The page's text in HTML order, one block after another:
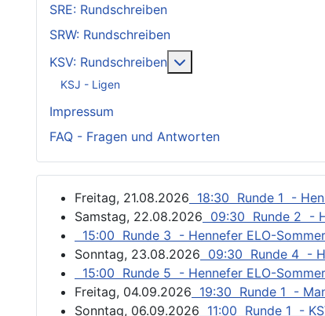
SRE: Rundschreiben
SRW: Rundschreiben
KSV: Rundschreiben
KSJ - Ligen
Impressum
FAQ - Fragen und Antworten
Freitag, 21.08.2026 18:30 Runde 1 -
Samstag, 22.08.2026 09:30 Runde 2 -
15:00 Runde 3 - Hennefer ELO-
Sonntag, 23.08.2026 09:30 Runde 4 -
15:00 Runde 5 - Hennefer ELO-
Freitag, 04.09.2026 19:30 Runde 1 -
Sonntag, 06.09.2026 11:00 Runde 1 -